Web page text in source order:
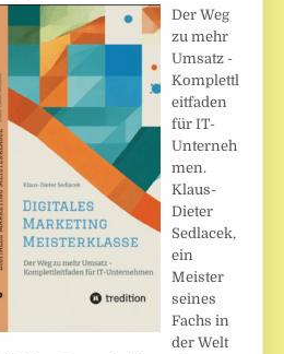
Der Weg
zu mehr
Umsatz -
Komplettl
eitfaden
für IT-
Unterneh
men.
Klaus-
Dieter
Sedlacek,
ein
Meister
seines
Fachs in
der Welt